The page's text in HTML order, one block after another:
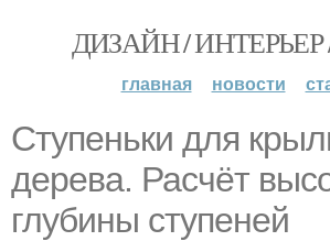
ДИЗАЙН / ИНТЕРЬЕР
главная новости
Ступеньки для
дерева. Расчёт
глубины ступеней